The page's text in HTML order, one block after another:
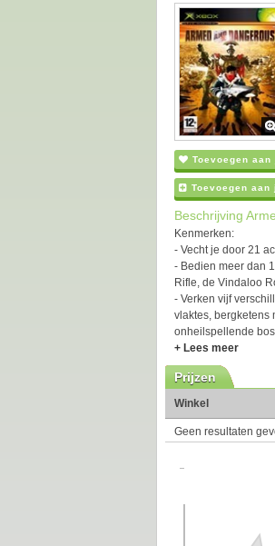
Toevoegen
Toevoegen
Beschrijving
Kenmerken:
- Vecht je door 21
- Bedien meer dan
Rifle, de Vindaloo
- Verken vijf
vlaktes, bergketens
onheilspellende
+ Lees meer
Prijzen
Winkel
Geen resultaten